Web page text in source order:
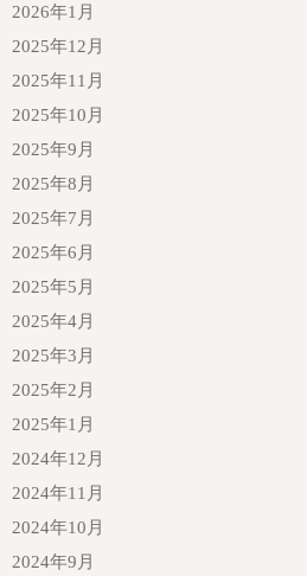
2026年1月
2025年12月
2025年11月
2025年10月
2025年9月
2025年8月
2025年7月
2025年6月
2025年5月
2025年4月
2025年3月
2025年2月
2025年1月
2024年12月
2024年11月
2024年10月
2024年9月